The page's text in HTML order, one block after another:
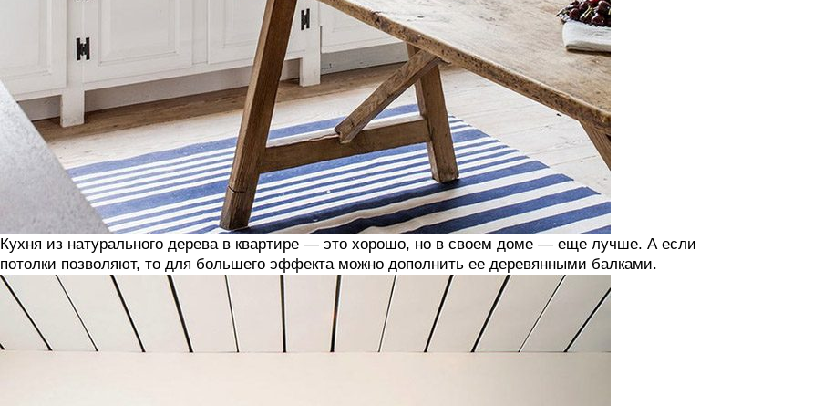
Кухня из натурального дерева в квартире — это хорошо, но в своем доме — еще лучше. А если
потолки позволяют, то для большего эффекта можно дополнить ее деревянными балками.